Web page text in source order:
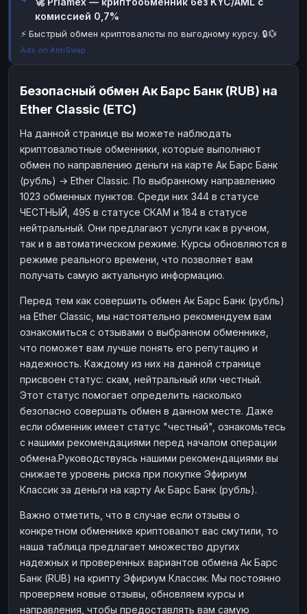
Наличные
Наличные USD Наличные USD
комиссией 0,7%
⚡ Быстрый обмен криптовалюты по выгодному курсу. 🔒💱
Ads on AntiSwap
Безопасный обмен Ак Барс Банк (RUB) на
Ether Classic (ETC)
На данной странице вы можете наблюдать
криптовалютные обменники, которые выполняют
обмен по направлению деньги на карте Ак Барс Банк
(рубль) → Ether Classic. По выбранному направлению
1023 обменных пунктов. Среди них 344 в статусе
ЧЕСТНЫЙ, 495 в статусе СКАМ и 184 в статусе
нейтральный. Они предлагают услуги как в ручном,
так и в автоматическом режиме. Курсы обновляются в
режиме реального времени, что позволяет вам
получать самую актуальную информацию.
Перед тем как совершить обмен Ак Барс Банк (рубль)
на Ether Classic, мы настоятельно рекомендуем вам
ознакомиться с отзывами о выбранном обменнике,
что поможет вам лучше понять его репутацию и
надежность. Каждому из них на данной странице
присвоен статус: скам, нейтральный или честный.
Этот статус помогает определить насколько
безопасно совершать обмен в данном месте. Даже
если обменник имеет статус "честный", ознакомьтесь
с нашими рекомендациями перед началом операции
обмена.Руководствуясь нашими рекомендациями вы
снижаете уровень риска при покупке Эфириум
Классик за деньги на карту Ак Барс Банк (рубль).
Важно отметить, что в случае если отзывы о
конкретном обменнике криптовалют вас смутили, то
наша таблица предлагает множество других
надежных и проверенных вариантов обмена Ак Барс
Банк (RUB) на крипту Эфириум Классик. Мы постоянно
проверяем новые отзывы, обновляем курсы и
направления, чтобы предоставлять вам самую